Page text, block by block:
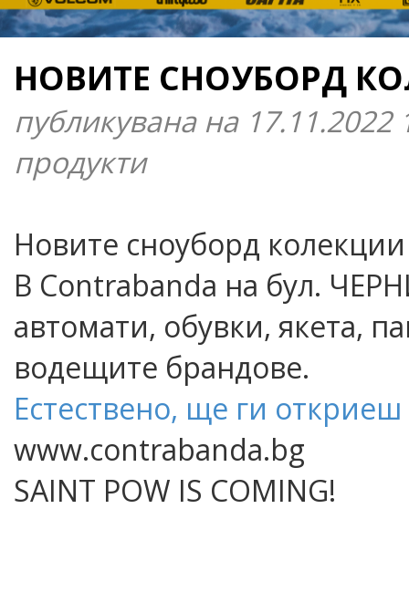
НОВИТЕ СНОУБОРД
публикувана на
продукти
Новите сноуборд
В Contrabanda на бул.
автомати, обувки, якета,
водещите брандове.
Естествено, ще ги
www.contrabanda.bg
SAINT POW IS COMING!